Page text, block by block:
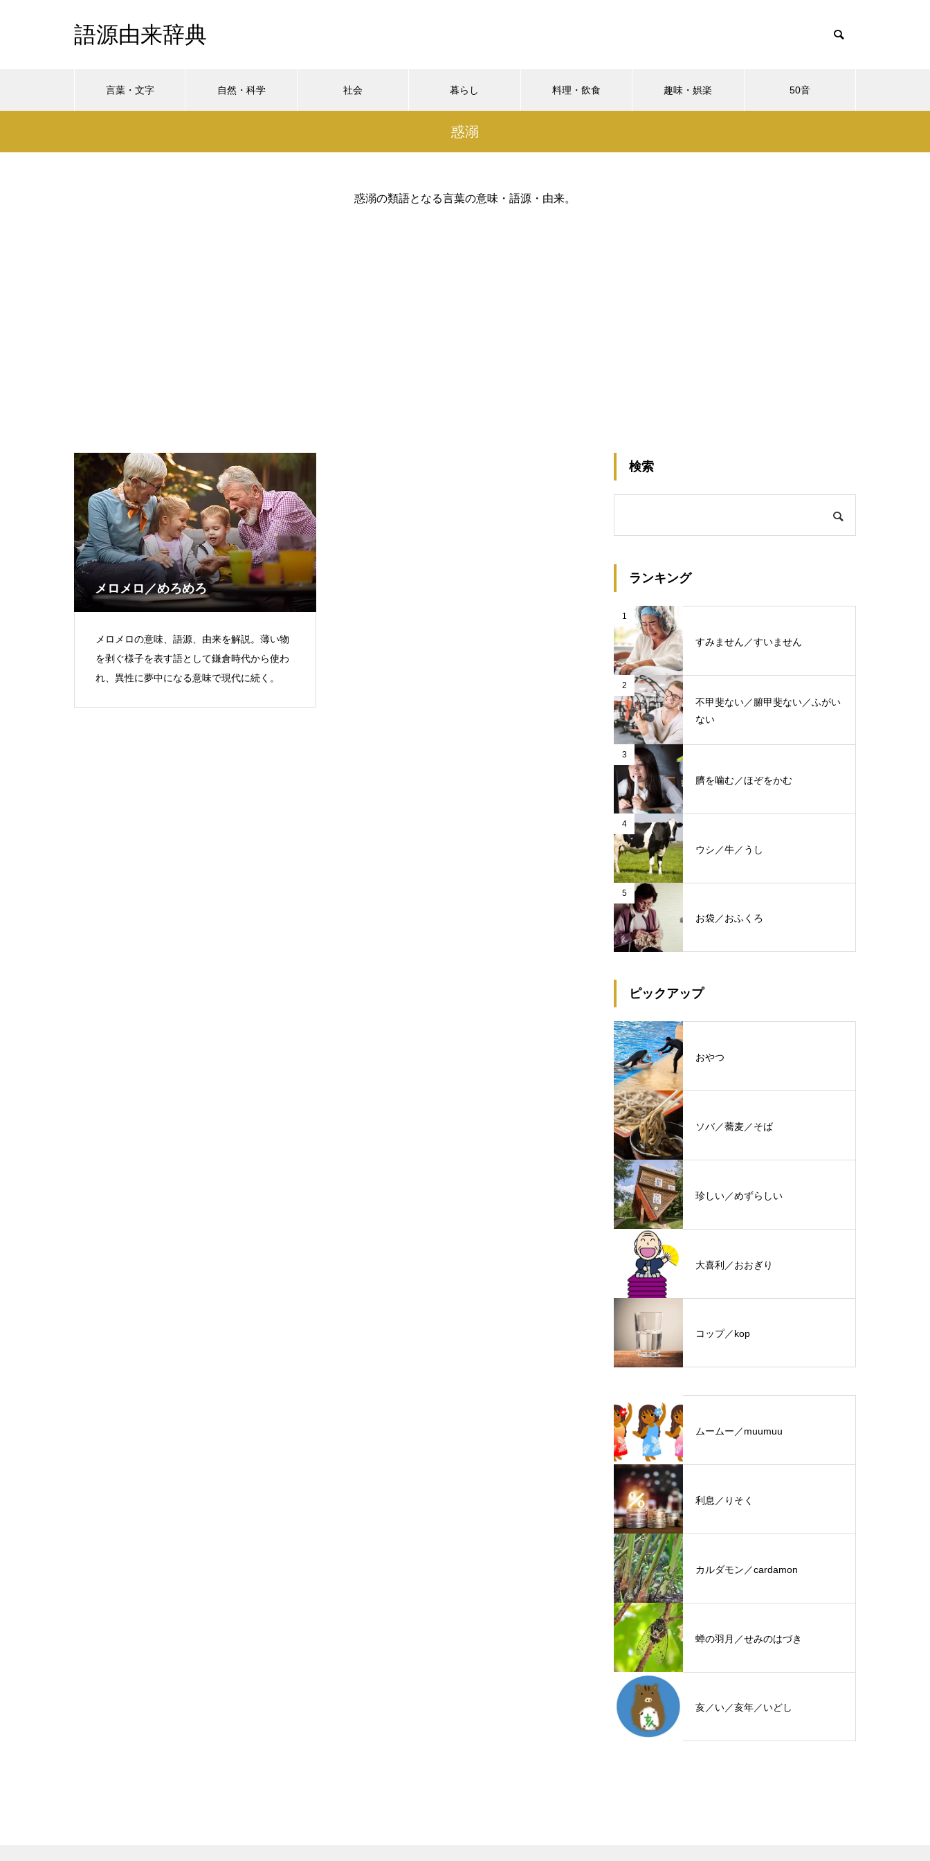
語源由来辞典
言葉・文字 自然・科学 社会 暮らし 料理・飲食 趣味・娯楽 50音
惑溺
惑溺の類語となる言葉の意味・語源・由来。
メロメロ／めろめろ
メロメロの意味、語源、由来を解説。薄い物
を剥ぐ様子を表す語として鎌倉時代から使わ
れ、異性に夢中になる意味で現代に続く。
検索
ランキング
1
すみません／すいません
2
不甲斐ない／腑甲斐ない／ふがい
ない
3
臍を噛む／ほぞをかむ
4
ウシ／牛／うし
5
お袋／おふくろ
ピックアップ
おやつ
ソバ／蕎麦／そば
珍しい／めずらしい
大喜利／おおぎり
コップ／kop
ムームー／muumuu
利息／りそく
カルダモン／cardamon
蝉の羽月／せみのはづき
亥／い／亥年／いどし